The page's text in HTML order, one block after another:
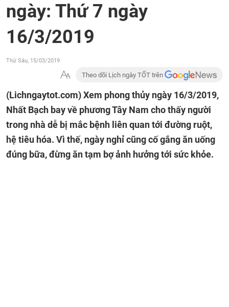
ngày: Thứ 7 ngày
16/3/2019
Thứ Sáu, 15/03/2019
Theo dõi Lịch ngày TỐT trên
(Lichngaytot.com)Xem phong thủy ngày 16/3/2019,
Nhất Bạch bay về phương Tây Nam cho thấy người
trong nhà dễ bị mắc bệnh liên quan tới đường ruột,
hệ tiêu hóa. Vì thế, ngày nghỉ cũng cố gắng ăn uống
đúng bữa, đừng ăn tạm bợ ảnh hưởng tới sức khỏe.